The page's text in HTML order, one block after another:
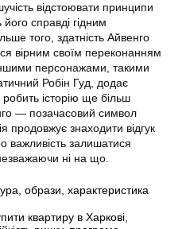
відстоювати принципи
його справді гідним
того, здатність Айвенго
вірним своїм переконанням
персонажами, такими
Робін Гуд, додає
робить історію ще більш
— позачасовий символ
продовжує знаходити відгук
важливість залишатися
ні на що.
, образи, характеристика
квартиру в Харкові,